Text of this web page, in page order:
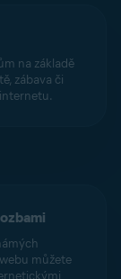
na základě
zábava či
můžete